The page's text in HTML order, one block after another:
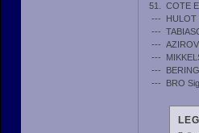
51.
COTE
---
HULOT
---
---
---
---
---
BRO